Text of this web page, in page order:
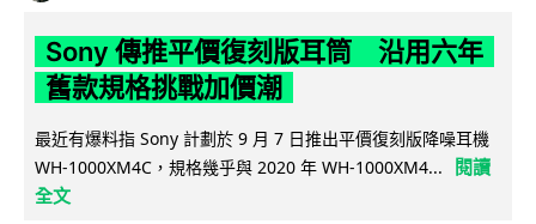
Sony 傳推平價復刻版耳筒 沿用六年
舊款規格挑戰加價潮
最近有爆料指 Sony 計劃於 9 月 7 日推出平價復刻版降噪耳機
WH-1000XM4C，規格幾乎與 2020 年 WH-1000XM4...
閱讀
全文